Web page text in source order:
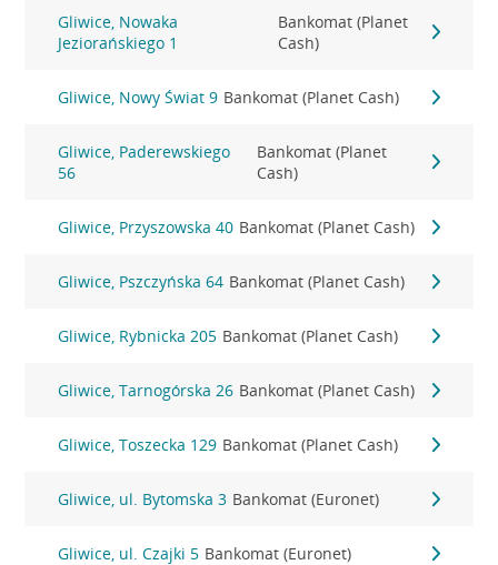
Gliwice, Nowaka
Jeziorańskiego 1
Bankomat (Planet
Cash)
Gliwice, Nowy Świat 9 Bankomat (Planet Cash)
Gliwice, Paderewskiego
56
Bankomat (Planet
Cash)
Gliwice, Przyszowska 40 Bankomat (Planet Cash)
Gliwice, Pszczyńska 64 Bankomat (Planet Cash)
Gliwice, Rybnicka 205 Bankomat (Planet Cash)
Gliwice, Tarnogórska 26 Bankomat (Planet Cash)
Gliwice, Toszecka 129 Bankomat (Planet Cash)
Gliwice, ul. Bytomska 3 Bankomat (Euronet)
Gliwice, ul. Czajki 5 Bankomat (Euronet)